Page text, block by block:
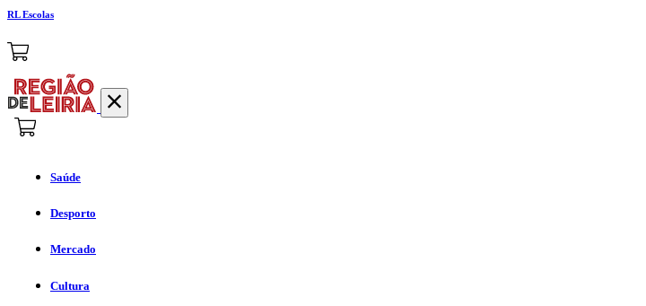
RL Escolas
Saúde
Desporto
Mercado
Cultura